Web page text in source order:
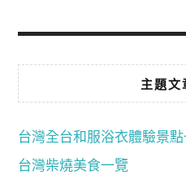
主題文
台灣全台和服浴衣體驗景點
台灣柴燒美食一覽